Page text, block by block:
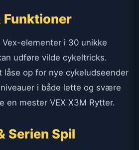
Funktioner
Vex-elementer i 30 unikke
udføre vilde cykeltricks.
låse op for nye cykeludseender
i både lette og svære
en mester VEX X3M Rytter.
Serien Spil